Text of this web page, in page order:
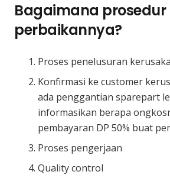
Bagaimana prosedur
perbaikannya?
Proses penelusuran
Konfirmasi ke customer
ada penggantian sparepart
informasikan berapa
pembayaran DP 50% buat
Proses pengerjaan
Quality control